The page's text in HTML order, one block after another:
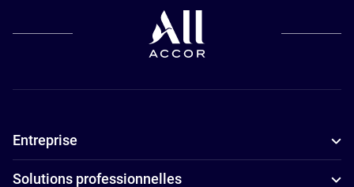
Entreprise
Solutions professionnelles